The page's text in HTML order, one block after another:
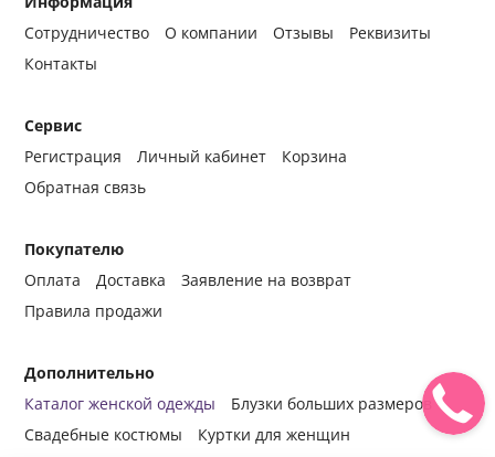
Сотрудничество
О компании Отзывы
Реквизиты
Контакты
Сервис
Регистрация
Личный кабинет
Корзина
Обратная связь
Покупателю
Оплата
Доставка
Заявление на возврат
Правила продажи
Дополнительно
Каталог женской одежды
Блузки больших размеров
Свадебные костюмы
Куртки для женщин